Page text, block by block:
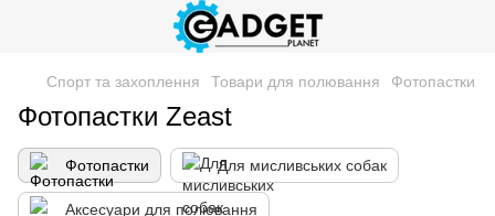
Спорт та захоплення Товари для полювання Фотопастки
Фотопастки Zeast
Фотопастки Для мисливських собак
Аксесуари для полювання